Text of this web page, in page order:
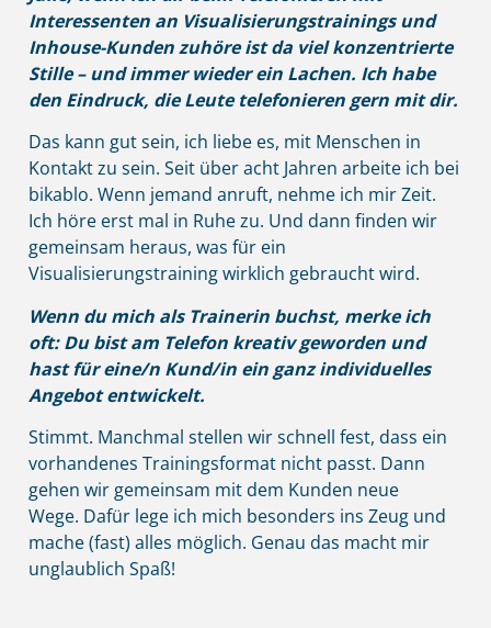
Interessenten an Visualisierungstrainings und
Inhouse-Kunden zuhöre ist da viel konzentrierte
Stille – und immer wieder ein Lachen. Ich habe
den Eindruck, die Leute telefonieren gern mit dir.
Das kann gut sein, ich liebe es, mit Menschen in
Kontakt zu sein. Seit über acht Jahren arbeite ich bei
bikablo. Wenn jemand anruft, nehme ich mir Zeit.
Ich höre erst mal in Ruhe zu. Und dann finden wir
gemeinsam heraus, was für ein
Visualisierungstraining wirklich gebraucht wird.
Wenn du mich als Trainerin buchst, merke ich
oft: Du bist am Telefon kreativ geworden und
hast für eine/n Kund/in ein ganz individuelles
Angebot entwickelt.
Stimmt. Manchmal stellen wir schnell fest, dass ein
vorhandenes Trainingsformat nicht passt. Dann
gehen wir gemeinsam mit dem Kunden neue
Wege. Dafür lege ich mich besonders ins Zeug und
mache (fast) alles möglich. Genau das macht mir
unglaublich Spaß!